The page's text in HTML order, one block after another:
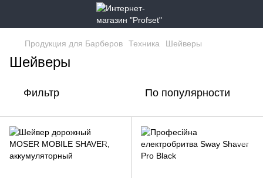
Продукция для Барберов Техника Шейверы
Шейверы
Фильтр По популярности